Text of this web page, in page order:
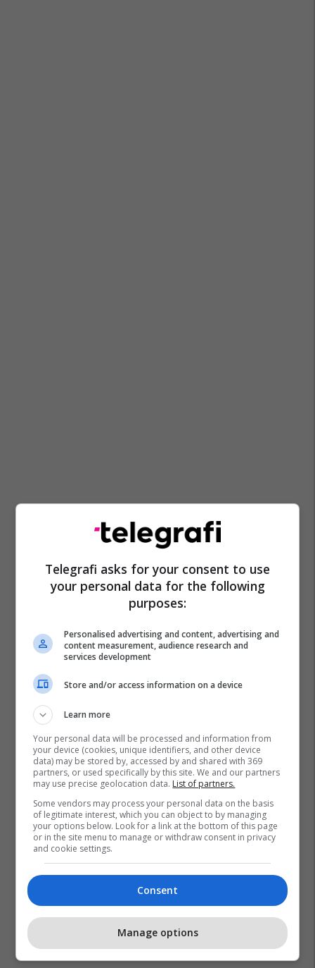
Telegrafi asks for your consent to use
your personal data for the following
purposes:
Personalised advertising and content, advertising and
content measurement, audience research and
services development
Store and/or access information on a device
Learn more
Your personal data will be processed and information from
your device (cookies, unique identifiers, and other device
data) may be stored by, accessed by and shared with 369
partners, or used specifically by this site. We and our partners
may use precise geolocation data. List of partners.
Some vendors may process your personal data on the basis
of legitimate interest, which you can object to by managing
your options below. Look for a link at the bottom of this page
or in the site menu to manage or withdraw consent in privacy
and cookie settings.
Consent
Manage options